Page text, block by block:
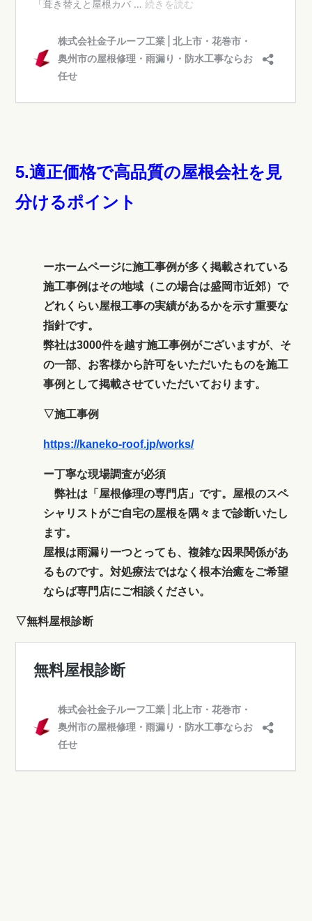
5.適正価格で高品質の屋根会社を見
分けるポイント
ーホームページに施工事例が多く掲載されている
施工事例はその地域（この場合は盛岡市近郊）で
どれくらい屋根工事の実績があるかを示す重要な
指針です。
弊社は3000件を越す施工事例がございますが、そ
の一部、お客様から許可をいただいたものを施工
事例として掲載させていただいております。
▽施工事例
https://kaneko-roof.jp/works/
ー丁寧な現場調査が必須
弊社は「屋根修理の専門店」です。屋根のスペ
シャリストがご自宅の屋根を隅々まで診断いたし
ます。
屋根は雨漏り一つとっても、複雑な因果関係があ
るものです。対処療法ではなく根本治癒をご希望
ならば専門店にご相談ください。
▽無料屋根診断